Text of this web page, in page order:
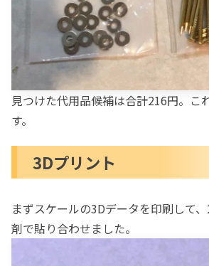
見つけた代用品候補は合計216円。こ
す。
3Dプリント
まずスケールの3Dデータを印刷して
剤で貼り合わせました。